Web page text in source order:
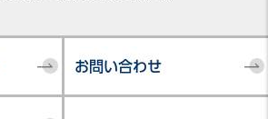
お問い合わせ